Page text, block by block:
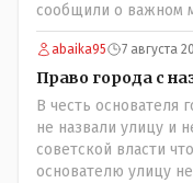
сообщили о важном
И редакция
исследованием на
Писать "как надо"
публиковать
потом продолжать
обстоятельства.
abaika95 7 августа
Право города с
В честь основателя
не назвали улицу и
советской власти
основателю улицу